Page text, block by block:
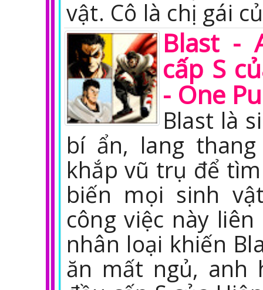
vật. Cô là chị gái
Blast -
cấp S
- One
Blast là
bí ẩn, lang
khắp vũ trụ để
biến mọi sinh
công việc này
nhân loại khiến
ăn mất ngủ, anh